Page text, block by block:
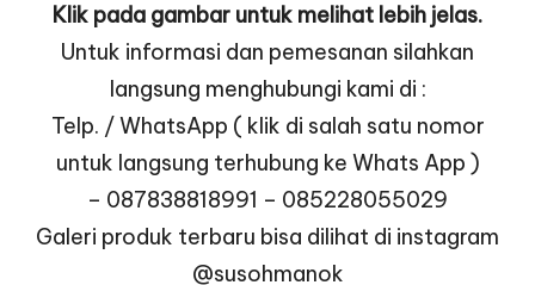
Klik pada gambar untuk melihat lebih jelas.
Untuk informasi dan pemesanan silahkan
langsung menghubungi kami di :
Telp. / WhatsApp ( klik di salah satu nomor
untuk langsung terhubung ke Whats App )
– 087838818991 – 085228055029
Galeri produk terbaru bisa dilihat di instagram
@susohmanok